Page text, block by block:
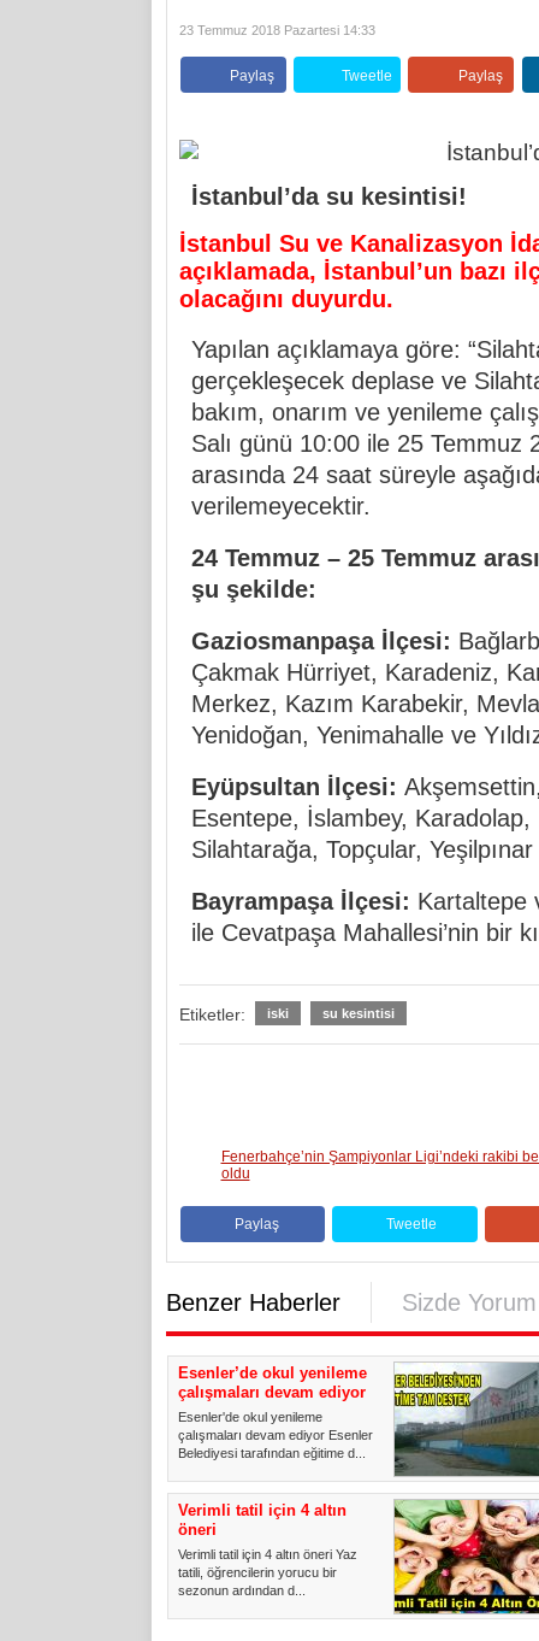
23 Temmuz 2018 Pazartesi 14:33
Paylaş Tweetle Paylaş
İstanbul’da su kesintisi!
İstanbul Su ve Kanalizasyon
açıklamada, İstanbul’un bazı
olacağını duyurdu.
Yapılan açıklamaya göre:
gerçekleşecek deplase ve
bakım, onarım ve yenileme
Salı günü 10:00 ile 25
arasında 24 saat süreyle
verilemeyecektir.
24 Temmuz – 25 Temmuz
şu şekilde:
Gaziosmanpaşa İlçesi:
Çakmak Hürriyet, Karadeniz,
Merkez, Kazım Karabekir,
Yenidoğan, Yenimahalle ve
Eyüpsultan İlçesi:
Esentepe, İslambey,
Silahtarağa, Topçular,
Bayrampaşa İlçesi: Kartaltepe
ile Cevatpaşa Mahallesi’nin bir
Etiketler: iski su kesintisi
Fenerbahçe’nin Şampiyonlar Ligi’ndeki rakibi
oldu
Paylaş Tweetle
Benzer Haberler Sizde Yorum
Esenler’de okul yenileme
çalışmaları devam ediyor
Esenler'de okul yenileme
çalışmaları devam ediyor Esenler
Belediyesi tarafından eğitime d...
Verimli tatil için 4 altın
öneri
Verimli tatil için 4 altın öneri Yaz
tatili, öğrencilerin yorucu bir
sezonun ardından d...